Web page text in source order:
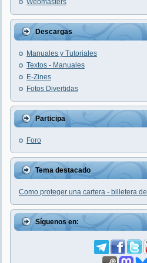
Webmasters
Descargas
Manuales y Tutoriales
Textos - Manuales
E-Zines
Fotos Divertidas
Participa
Foro
Tema destacado
Como proteger una cartera - billetera de
Síguenos en: